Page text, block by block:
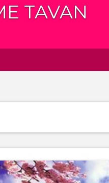
TAVAN